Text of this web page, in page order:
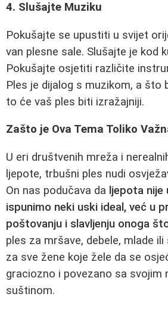
4. Slušajte Muziku
Pokušajte se upustiti u svijet
van plesne sale. Slušajte je kod
Pokušajte osjetiti različite
Ples je dijalog s muzikom, a što
to će vaš ples biti izražajniji.
Zašto je Ova Tema Toliko
U eri društvenih mreža i
ljepote, trbušni ples nudi
On nas podučava da ljepota
ispunimo neki uski ideal, već u
poštovanju i slavljenju onoga
ples za mršave, debele, mlade
za sve žene koje žele da se
graciozno i povezano sa svojim
suštinom.